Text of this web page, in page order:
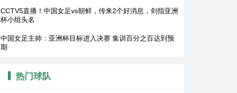
CCTV5直播！中国女足vs朝鲜，传来2个好消息，剑指亚洲
杯小组头名
中国女足主帅：亚洲杯目标进入决赛 集训百分之百达到预
期
热门球队